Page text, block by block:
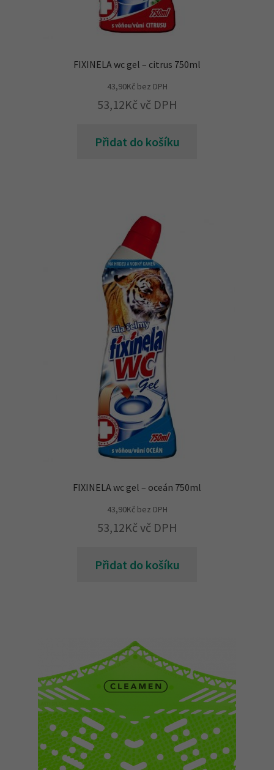
FIXINELA wc gel – citrus 750ml
43,90Kčbez DPH
53,12Kč vč DPH
Přidat do košíku
FIXINELA wc gel – oceán 750ml
43,90Kčbez DPH
53,12Kč vč DPH
Přidat do košíku